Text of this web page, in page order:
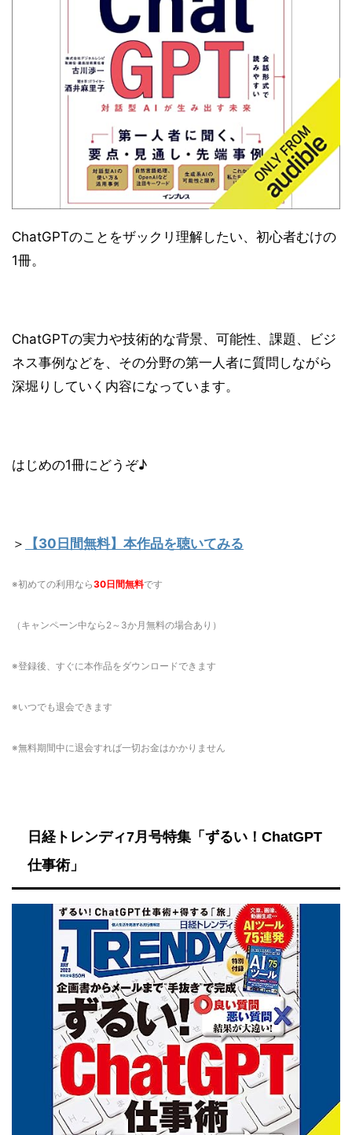
ChatGPTのことをザックリ理解したい、初心者むけの
1冊。
ChatGPTの実⼒や技術的な背景、可能性、課題、ビジ
ネス事例などを、その分野の第⼀⼈者に質問しながら
深堀りしていく内容になっています。
はじめの1冊にどうぞ♪
＞ 【30日間無料】本作品を聴いてみる
※初めての利用なら30日間無料です
（キャンペーン中なら2～3か月無料の場合あり）
※登録後、すぐに本作品をダウンロードできます
※いつでも退会できます
※無料期間中に退会すれば一切お金はかかりません
日経トレンディ7月号特集「ずるい！ChatGPT
仕事術」